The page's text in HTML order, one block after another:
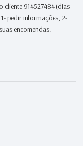
cliente 914527484 (dias
pedir informações, 2-
encomendas.